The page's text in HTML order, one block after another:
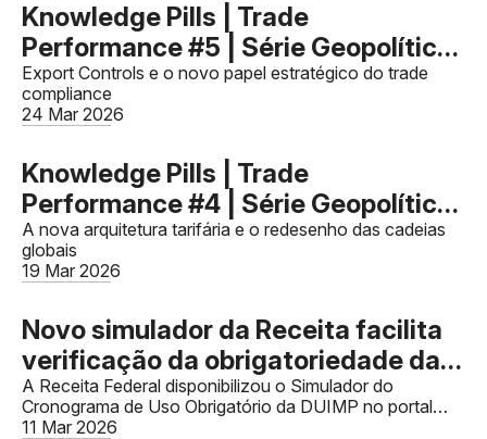
Knowledge Pills | Trade
Performance #5 | Série Geopolítica
e o Novo Comércio Global - Artigo
03
Export Controls e o novo papel estratégico do trade
compliance
24 Mar 2026
Knowledge Pills | Trade
Performance #4 | Série Geopolítica
e o Novo Comércio Global - Artigo
02
A nova arquitetura tarifária e o redesenho das cadeias
globais
19 Mar 2026
Novo simulador da Receita facilita
verificação da obrigatoriedade da
DUIMP
A Receita Federal disponibilizou o Simulador do
Cronograma de Uso Obrigatório da DUIMP no portal
Siscomex.
11 Mar 2026